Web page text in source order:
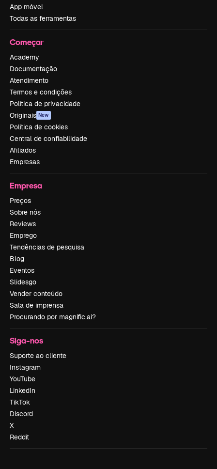
App móvel
Todas as ferramentas
Começar
Academy
Documentação
Atendimento
Termos e condições
Política de privacidade
Originais New
Política de cookies
Central de confiabilidade
Afiliados
Empresas
Empresa
Preços
Sobre nós
Reviews
Emprego
Tendências de pesquisa
Blog
Eventos
Slidesgo
Vender conteúdo
Sala de imprensa
Procurando por magnific.ai?
Siga-nos
Suporte ao cliente
Instagram
YouTube
LinkedIn
TikTok
Discord
X
Reddit